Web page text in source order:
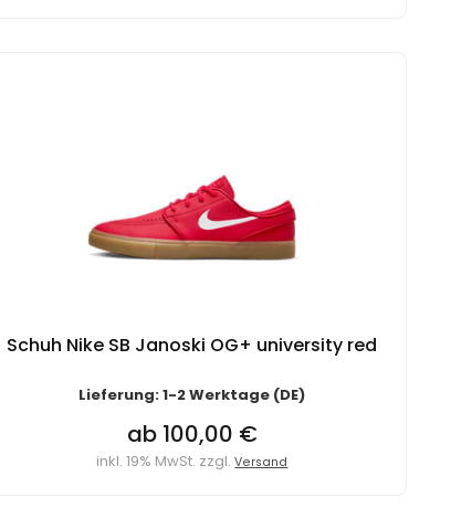
Schuh Nike SB Janoski OG+ university red
Lieferung: 1-2 Werktage (DE)
ab 100,00 €
inkl. 19% MwSt. zzgl.Versand